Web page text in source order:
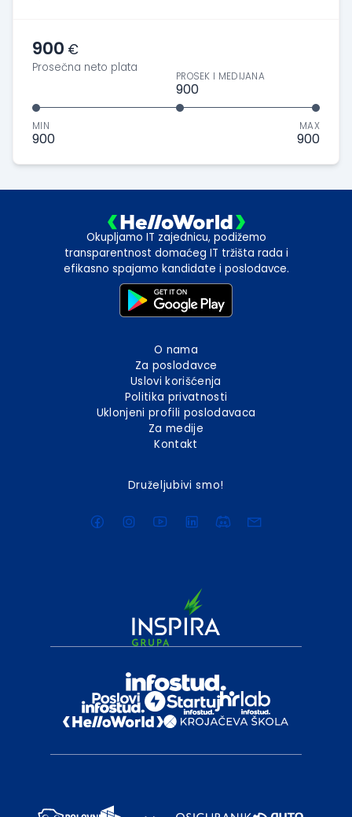
900 €
Prosečna neto plata
MIN
900
PROSEK I MEDIJANA
900
MAX
900
Okupljamo IT zajednicu, podižemo
transparentnost domaćeg IT tržišta rada i
efikasno spajamo kandidate i poslodavce.
O nama
Za poslodavce
Uslovi korišćenja
Politika privatnosti
Uklonjeni profili poslodavaca
Za medije
Kontakt
Druželjubivi smo!